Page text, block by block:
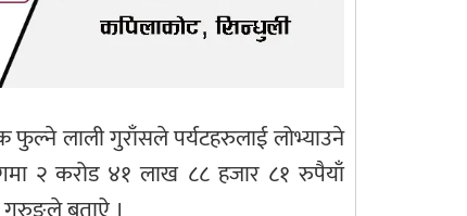
फुल्ने लाली गुराँसले पर्यटहरुलाई लोभ्याउने
२ करोड ४१ लाख ८८ हजार ८१ रुपैयाँ